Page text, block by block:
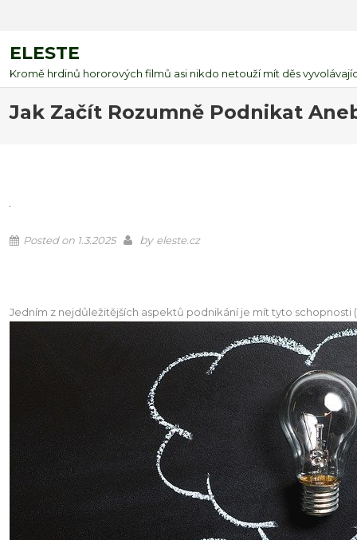
ELESTE
Kromě hrdinů hororových filmů asi nikdo netouží mít děs
Jak Začít Rozumně Podnikat
Posted on 1.3.2025 by eleste.cz
Jedním z nejdůležitějších aspektů podnikání je mít tyto schopnosti